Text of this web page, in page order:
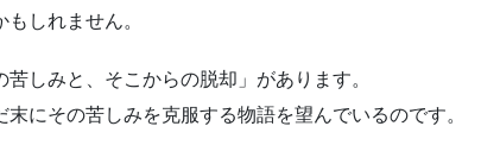
しれません。
しみと、そこからの脱却」があります。
にその苦しみを克服する物語を望んでいるのです。